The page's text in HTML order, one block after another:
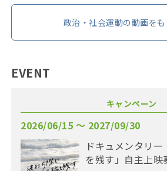
政治・社会運動の動画を
EVENT
キャンペーン
2026/06/15 〜 2027/09/30
ドキュメンタリ
を残す」自主上映